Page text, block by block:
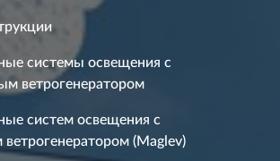
системы освещения с
ветрогенератором
систем освещения с
(Maglev)